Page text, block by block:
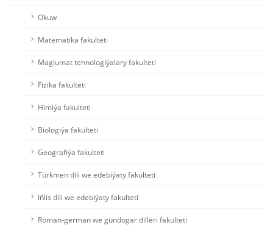
Okuw
Matematika fakulteti
Maglumat tehnologiýalary fakulteti
Fizika fakulteti
Himiýa fakulteti
Biologiýa fakulteti
Geografiýa fakulteti
Türkmen dili we edebiýaty fakulteti
Iňlis dili we edebiýaty fakulteti
Roman-german we gündogar dilleri fakulteti